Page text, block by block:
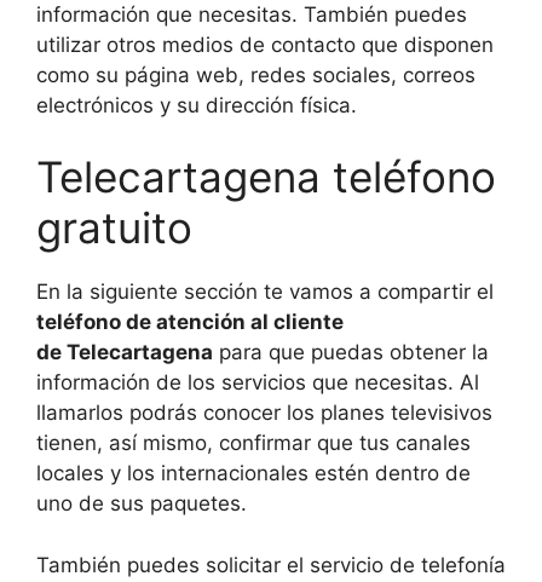
información que necesitas. También puedes
utilizar otros medios de contacto que disponen
como su página web, redes sociales, correos
electrónicos y su dirección física.
Telecartagena teléfono
gratuito
En la siguiente sección te vamos a compartir el
teléfono de atención al cliente
de Telecartagena para que puedas obtener la
información de los servicios que necesitas. Al
llamarlos podrás conocer los planes televisivos
tienen, así mismo, confirmar que tus canales
locales y los internacionales estén dentro de
uno de sus paquetes.
También puedes solicitar el servicio de telefonía